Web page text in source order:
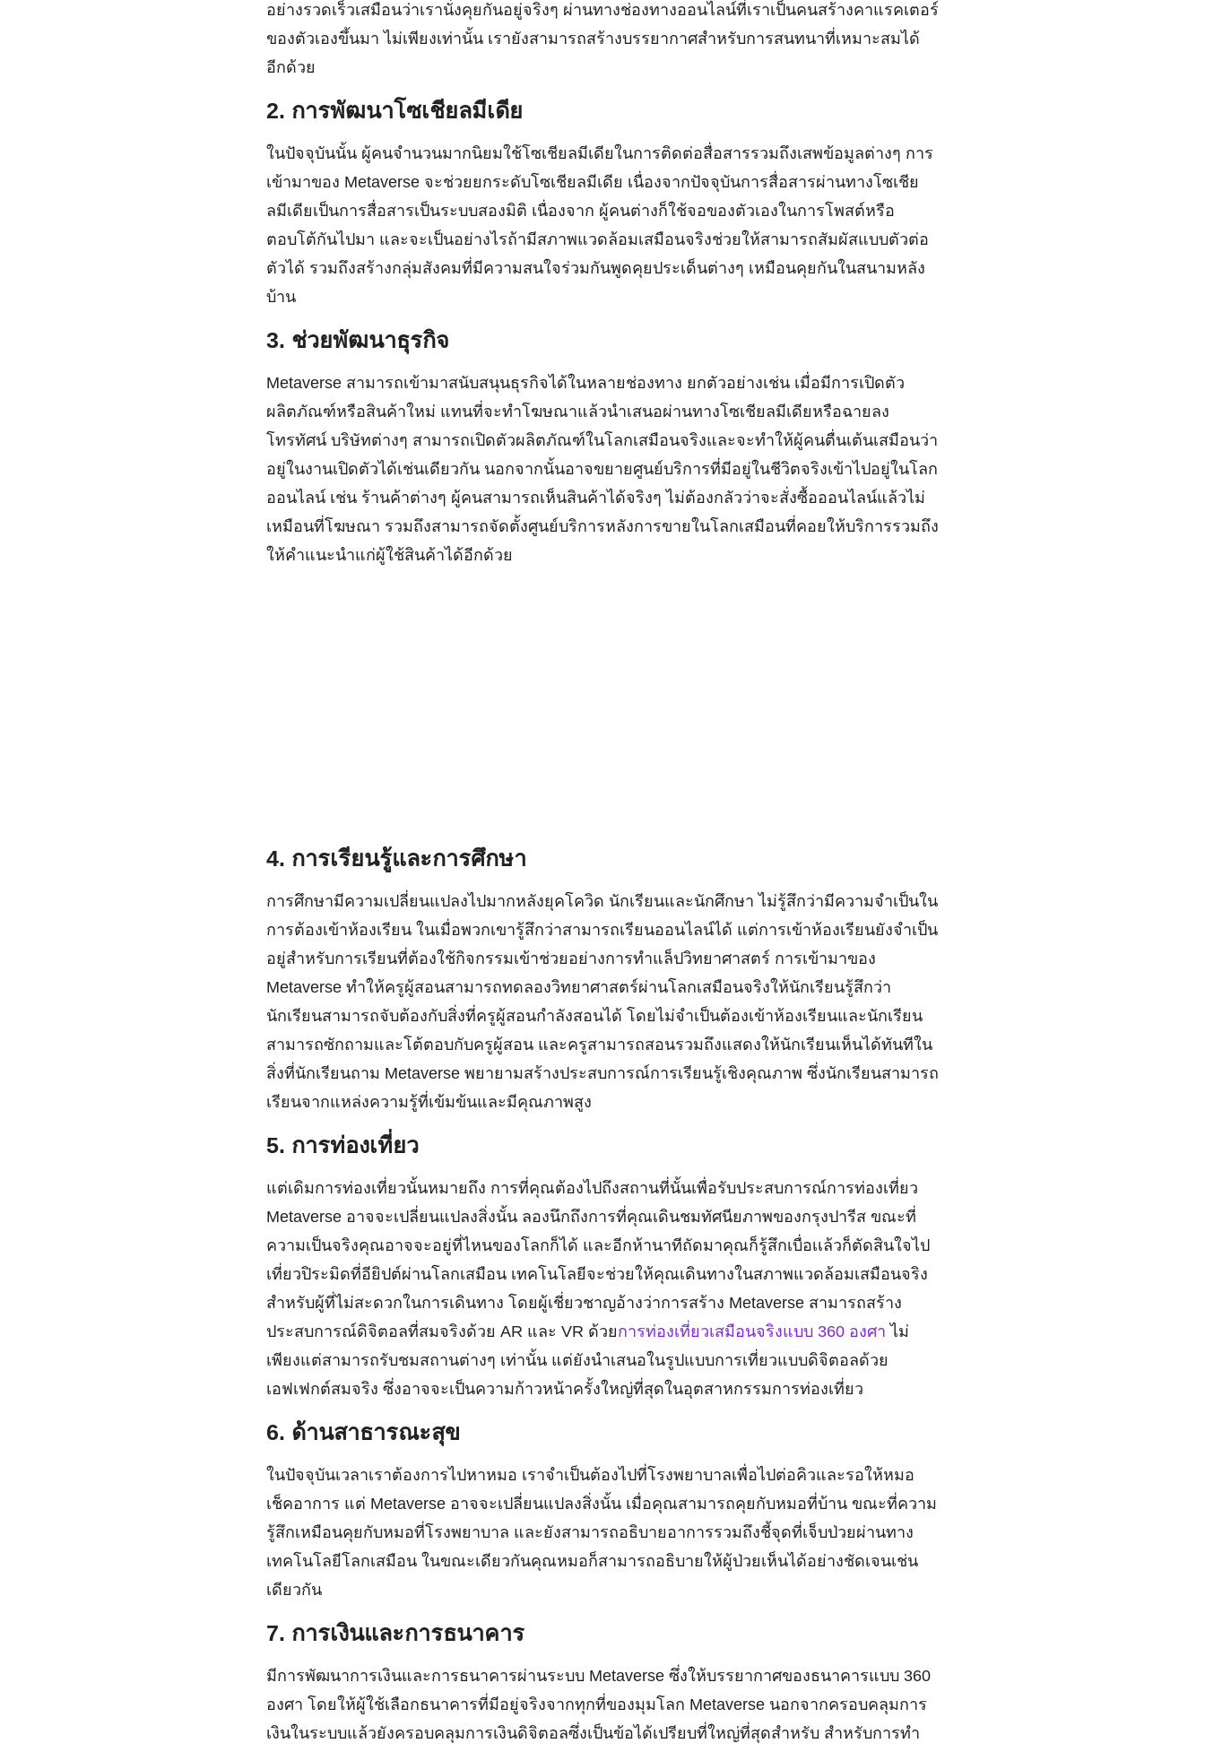
อย่างรวดเร็วเสมือนว่าเรานั่งคุยกันอยู่จริงๆ ผ่านทางช่องทางออนไลน์ที่เราเป็นคนสร้างคาแรคเตอร์
ของตัวเองขึ้นมา ไม่เพียงเท่านั้น เรายังสามารถสร้างบรรยากาศสำหรับการสนทนาที่เหมาะสมได้
อีกด้วย
2. การพัฒนาโซเชียลมีเดีย
ในปัจจุบันนั้น ผู้คนจำนวนมากนิยมใช้โซเชียลมีเดียในการติดต่อสื่อสารรวมถึงเสพข้อมูลต่างๆ การ
เข้ามาของ Metaverse จะช่วยยกระดับโซเชียลมีเดีย เนื่องจากปัจจุบันการสื่อสารผ่านทางโซเชีย
ลมีเดียเป็นการสื่อสารเป็นระบบสองมิติ เนื่องจาก ผู้คนต่างก็ใช้จอของตัวเองในการโพสต์หรือ
ตอบโต้กันไปมา และจะเป็นอย่างไรถ้ามีสภาพแวดล้อมเสมือนจริงช่วยให้สามารถสัมผัสแบบตัวต่อ
ตัวได้ รวมถึงสร้างกลุ่มสังคมที่มีความสนใจร่วมกันพูดคุยประเด็นต่างๆ เหมือนคุยกันในสนามหลัง
บ้าน
3. ช่วยพัฒนาธุรกิจ
Metaverse สามารถเข้ามาสนับสนุนธุรกิจได้ในหลายช่องทาง ยกตัวอย่างเช่น เมื่อมีการเปิดตัว
ผลิตภัณฑ์หรือสินค้าใหม่ แทนที่จะทำโฆษณาแล้วนำเสนอผ่านทางโซเชียลมีเดียหรือฉายลง
โทรทัศน์ บริษัทต่างๆ สามารถเปิดตัวผลิตภัณฑ์ในโลกเสมือนจริงและจะทำให้ผู้คนตื่นเต้นเสมือนว่า
อยู่ในงานเปิดตัวได้เช่นเดียวกัน นอกจากนั้นอาจขยายศูนย์บริการที่มีอยู่ในชีวิตจริงเข้าไปอยู่ในโลก
ออนไลน์ เช่น ร้านค้าต่างๆ ผู้คนสามารถเห็นสินค้าได้จริงๆ ไม่ต้องกลัวว่าจะสั่งซื้อออนไลน์แล้วไม่
เหมือนที่โฆษณา รวมถึงสามารถจัดตั้งศูนย์บริการหลังการขายในโลกเสมือนที่คอยให้บริการรวมถึง
ให้คำแนะนำแก่ผู้ใช้สินค้าได้อีกด้วย
4. การเรียนรู้และการศึกษา
การศึกษามีความเปลี่ยนแปลงไปมากหลังยุคโควิด นักเรียนและนักศึกษา ไม่รู้สึกว่ามีความจำเป็นใน
การต้องเข้าห้องเรียน ในเมื่อพวกเขารู้สึกว่าสามารถเรียนออนไลน์ได้ แต่การเข้าห้องเรียนยังจำเป็น
อยู่สำหรับการเรียนที่ต้องใช้กิจกรรมเข้าช่วยอย่างการทำแล็ปวิทยาศาสตร์ การเข้ามาของ
Metaverse ทำให้ครูผู้สอนสามารถทดลองวิทยาศาสตร์ผ่านโลกเสมือนจริงให้นักเรียนรู้สึกว่า
นักเรียนสามารถจับต้องกับสิ่งที่ครูผู้สอนกำลังสอนได้ โดยไม่จำเป็นต้องเข้าห้องเรียนและนักเรียน
สามารถซักถามและโต้ตอบกับครูผู้สอน และครูสามารถสอนรวมถึงแสดงให้นักเรียนเห็นได้ทันทีใน
สิ่งที่นักเรียนถาม Metaverse พยายามสร้างประสบการณ์การเรียนรู้เชิงคุณภาพ ซึ่งนักเรียนสามารถ
เรียนจากแหล่งความรู้ที่เข้มข้นและมีคุณภาพสูง
5. การท่องเที่ยว
แต่เดิมการท่องเที่ยวนั้นหมายถึง การที่คุณต้องไปถึงสถานที่นั้นเพื่อรับประสบการณ์การท่องเที่ยว
Metaverse อาจจะเปลี่ยนแปลงสิ่งนั้น ลองนึกถึงการที่คุณเดินชมทัศนียภาพของกรุงปารีส ขณะที่
ความเป็นจริงคุณอาจจะอยู่ที่ไหนของโลกก็ได้ และอีกห้านาทีถัดมาคุณก็รู้สึกเบื่อเเล้วก็ตัดสินใจไป
เที่ยวปิระมิดที่อียิปต์ผ่านโลกเสมือน เทคโนโลยีจะช่วยให้คุณเดินทางในสภาพแวดล้อมเสมือนจริง
สำหรับผู้ที่ไม่สะดวกในการเดินทาง โดยผู้เชี่ยวชาญอ้างว่าการสร้าง Metaverse สามารถสร้าง
ประสบการณ์ดิจิตอลที่สมจริงด้วย AR และ VR ด้วยการท่องเที่ยวเสมือนจริงแบบ 360 องศา ไม่
เพียงแต่สามารถรับชมสถานต่างๆ เท่านั้น แต่ยังนำเสนอในรูปแบบการเที่ยวแบบดิจิตอลด้วย
เอฟเฟกต์สมจริง ซึ่งอาจจะเป็นความก้าวหน้าครั้งใหญ่ที่สุดในอุตสาหกรรมการท่องเที่ยว
6. ด้านสาธารณะสุข
ในปัจจุบันเวลาเราต้องการไปหาหมอ เราจำเป็นต้องไปที่โรงพยาบาลเพื่อไปต่อคิวและรอให้หมอ
เช็คอาการ แต่ Metaverse อาจจะเปลี่ยนแปลงสิ่งนั้น เมื่อคุณสามารถคุยกับหมอที่บ้าน ขณะที่ความ
รู้สึกเหมือนคุยกับหมอที่โรงพยาบาล และยังสามารถอธิบายอาการรวมถึงชี้จุดที่เจ็บป่วยผ่านทาง
เทคโนโลยีโลกเสมือน ในขณะเดียวกันคุณหมอก็สามารถอธิบายให้ผู้ป่วยเห็นได้อย่างชัดเจนเช่น
เดียวกัน
7. การเงินและการธนาคาร
มีการพัฒนาการเงินและการธนาคารผ่านระบบ Metaverse ซึ่งให้บรรยากาศของธนาคารแบบ 360
องศา โดยให้ผู้ใช้เลือกธนาคารที่มีอยู่จริงจากทุกที่ของมุมโลก Metaverse นอกจากครอบคลุมการ
เงินในระบบแล้วยังครอบคลุมการเงินดิจิตอลซึ่งเป็นข้อได้เปรียบที่ใหญ่ที่สุดสำหรับ สำหรับการทำ